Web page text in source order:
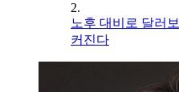
2.
노후 대비로 달러
커진다